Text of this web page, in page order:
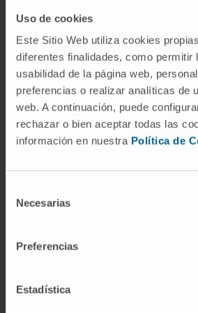
Uso de cookies
Este Sitio Web utiliza cookies
diferentes finalidades, como permitir
usabilidad de la página web,
preferencias o realizar analíticas de
web. A continuación, puede
rechazar o bien aceptar todas las
información en nuestra Política de
Necesarias
Preferencias
Estadística
¿Por qué en la
Valoración integral del paciente.
Posibilidad de comenzar el
Cirugía minimamente invasiva